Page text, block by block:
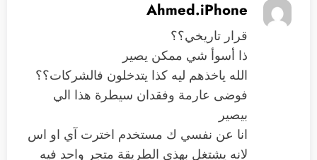
Ahmed.iPhone
قرار تاريخي؟؟
ذا أسوأ شي ممكن يصير
الله ياخذهم ليه كذا يتدخلون فالشركات؟؟
فوضى عارمة وفقدان سيطرة هذا الي
بيصير
انا عن نفسي ك مستخدم اخترت آي او اس
لانه يشتغل بهذي الطريقة متجر واحد فيه